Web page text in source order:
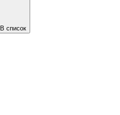
В список